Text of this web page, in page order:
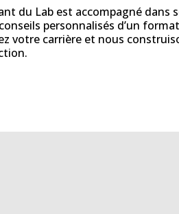
du Lab est accompagné dans
personnalisés d’un
votre carrière et nous